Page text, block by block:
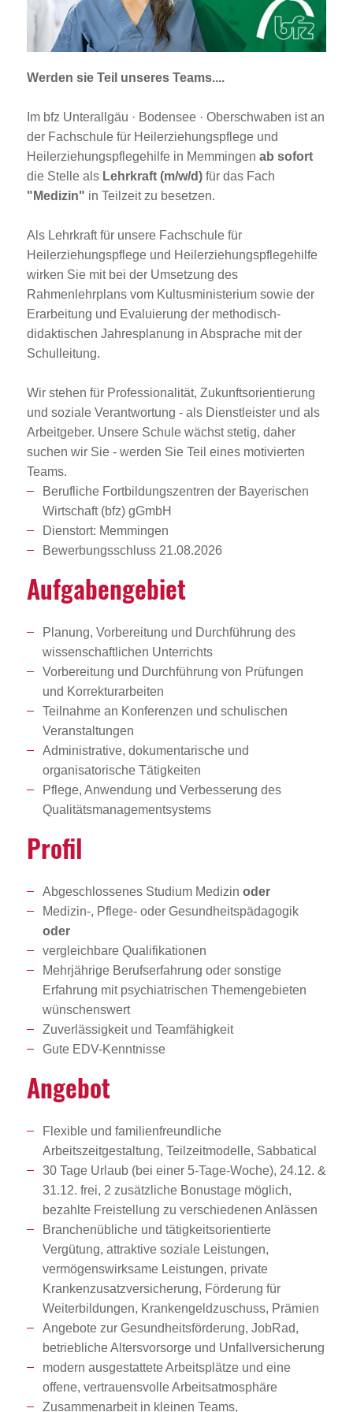
Jobportal
Presse und Medien
bbw e. V.
Karriere
Presse
News Archiv
Werden sie Teil unseres Teams....
Im bfz Unterallgäu · Bodensee · Oberschwaben ist an
der Fachschule für Heilerziehungspflege und
Heilerziehungspflegehilfe in Memmingen ab sofort
die Stelle als Lehrkraft (m/w/d) für das Fach
"Medizin" in Teilzeit zu besetzen.
Als Lehrkraft für unsere Fachschule für
Heilerziehungspflege und Heilerziehungspflegehilfe
wirken Sie mit bei der Umsetzung des
Rahmenlehrplans vom Kultusministerium sowie der
Erarbeitung und Evaluierung der methodisch-
didaktischen Jahresplanung in Absprache mit der
Schulleitung.
Wir stehen für Professionalität, Zukunftsorientierung
und soziale Verantwortung - als Dienstleister und als
Arbeitgeber. Unsere Schule wächst stetig, daher
suchen wir Sie - werden Sie Teil eines motivierten
Teams.
Berufliche Fortbildungszentren der Bayerischen
Wirtschaft (bfz) gGmbH
Dienstort: Memmingen
Bewerbungsschluss 21.08.2026
Aufga­ben­ge­biet
Planung, Vorbereitung und Durchführung des
wissenschaftlichen Unterrichts
Vorbereitung und Durchführung von Prüfungen
und Korrekturarbeiten
Teilnahme an Konferenzen und schulischen
Veranstaltungen
Administrative, dokumentarische und
organisatorische Tätigkeiten
Pflege, Anwendung und Verbesserung des
Qualitätsmanagementsystems
Profil
Abgeschlossenes Studium Medizin oder
Medizin-, Pflege- oder Gesundheitspädagogik
oder
vergleichbare Qualifikationen
Mehrjährige Berufserfahrung oder sonstige
Erfahrung mit psychiatrischen Themengebieten
wünschenswert
Zuverlässigkeit und Teamfähigkeit
Gute EDV-Kenntnisse
Angebot
Flexible und familienfreundliche
Arbeitszeitgestaltung, Teilzeitmodelle, Sabbatical
30 Tage Urlaub (bei einer 5-Tage-Woche), 24.12. &
31.12. frei, 2 zusätzliche Bonustage möglich,
bezahlte Freistellung zu verschiedenen Anlässen
Branchenübliche und tätigkeitsorientierte
Vergütung, attraktive soziale Leistungen,
vermögenswirksame Leistungen, private
Krankenzusatzversicherung, Förderung für
Weiterbildungen, Krankengeldzuschuss, Prämien
Angebote zur Gesundheitsförderung, JobRad,
betriebliche Altersvorsorge und Unfallversicherung
modern ausgestattete Arbeitsplätze und eine
offene, vertrauensvolle Arbeitsatmosphäre
Zusammenarbeit in kleinen Teams,